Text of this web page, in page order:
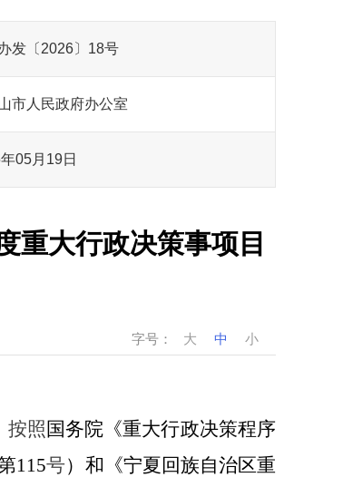
发〔2026〕18号
市人民政府办公室
05月19日
重大行政决策事项目
字号： 大 中 小
按照 国务院《重大行政决策程序
115号）和《宁夏回族自治区重